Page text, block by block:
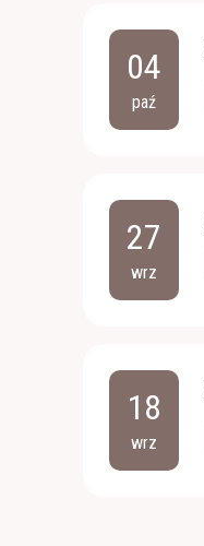
04
paź
27
wrz
18
wrz